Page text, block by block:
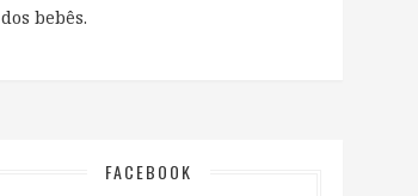
dos bebês.
FACEBOOK